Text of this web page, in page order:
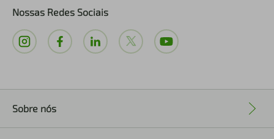
Nossas Redes Sociais
Sobre nós